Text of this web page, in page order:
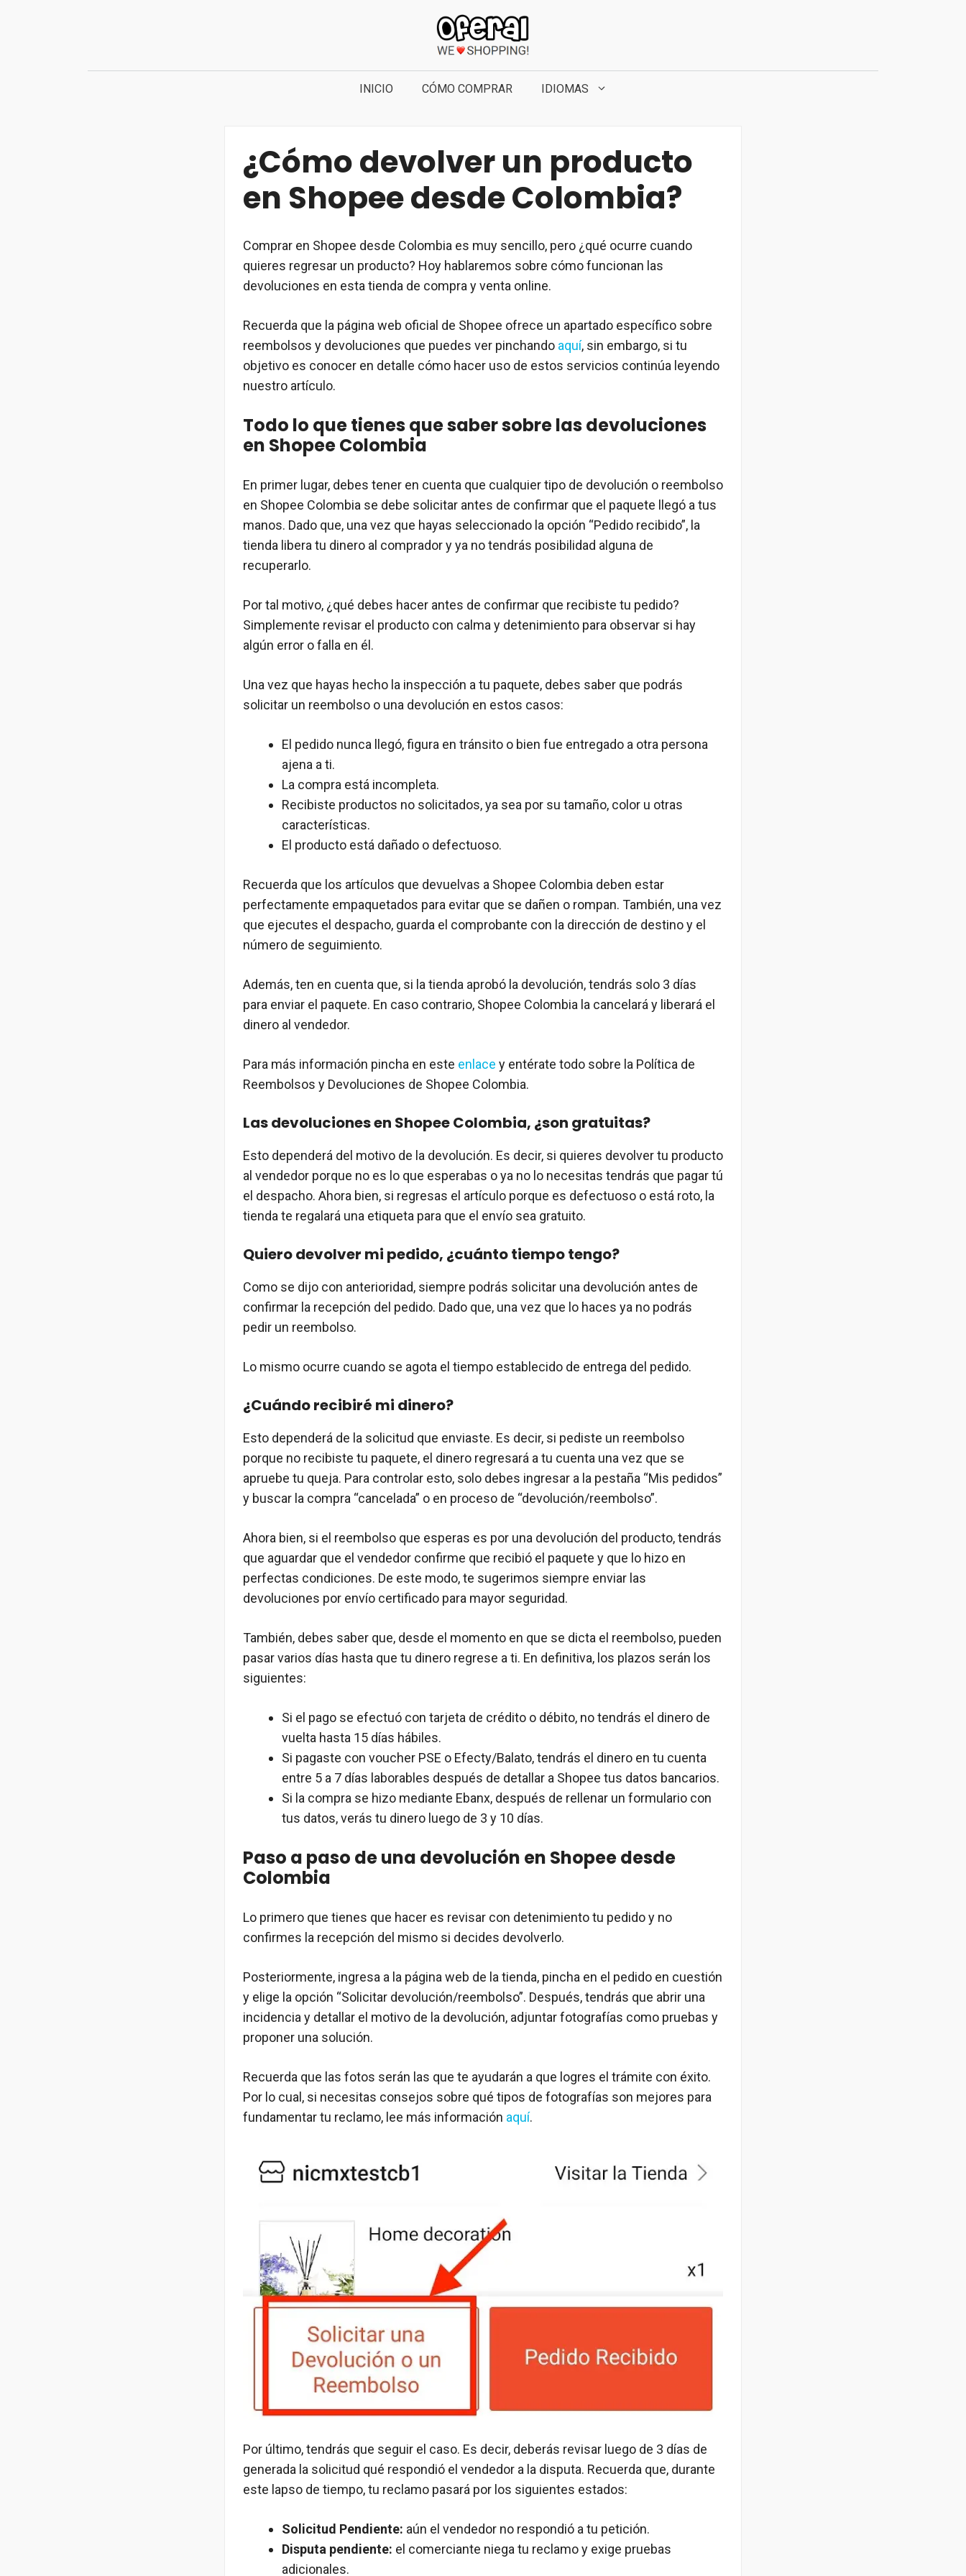
INICIO CÓMO COMPRAR IDIOMAS
¿Cómo devolver un producto
en Shopee desde Colombia?
Comprar en Shopee desde Colombia es muy sencillo, pero ¿qué ocurre cuando
quieres regresar un producto? Hoy hablaremos sobre cómo funcionan las
devoluciones en esta tienda de compra y venta online.
Recuerda que la página web oficial de Shopee ofrece un apartado específico sobre
reembolsos y devoluciones que puedes ver pinchando aquí, sin embargo, si tu
objetivo es conocer en detalle cómo hacer uso de estos servicios continúa leyendo
nuestro artículo.
Todo lo que tienes que saber sobre las devoluciones
en Shopee Colombia
En primer lugar, debes tener en cuenta que cualquier tipo de devolución o reembolso
en Shopee Colombia se debe solicitar antes de confirmar que el paquete llegó a tus
manos. Dado que, una vez que hayas seleccionado la opción “Pedido recibido”, la
tienda libera tu dinero al comprador y ya no tendrás posibilidad alguna de
recuperarlo.
Por tal motivo, ¿qué debes hacer antes de confirmar que recibiste tu pedido?
Simplemente revisar el producto con calma y detenimiento para observar si hay
algún error o falla en él.
Una vez que hayas hecho la inspección a tu paquete, debes saber que podrás
solicitar un reembolso o una devolución en estos casos:
El pedido nunca llegó, figura en tránsito o bien fue entregado a otra persona
ajena a ti.
La compra está incompleta.
Recibiste productos no solicitados, ya sea por su tamaño, color u otras
características.
El producto está dañado o defectuoso.
Recuerda que los artículos que devuelvas a Shopee Colombia deben estar
perfectamente empaquetados para evitar que se dañen o rompan. También, una vez
que ejecutes el despacho, guarda el comprobante con la dirección de destino y el
número de seguimiento.
Además, ten en cuenta que, si la tienda aprobó la devolución, tendrás solo 3 días
para enviar el paquete. En caso contrario, Shopee Colombia la cancelará y liberará el
dinero al vendedor.
Para más información pincha en este enlace y entérate todo sobre la Política de
Reembolsos y Devoluciones de Shopee Colombia.
Las devoluciones en Shopee Colombia, ¿son gratuitas?
Esto dependerá del motivo de la devolución. Es decir, si quieres devolver tu producto
al vendedor porque no es lo que esperabas o ya no lo necesitas tendrás que pagar tú
el despacho. Ahora bien, si regresas el artículo porque es defectuoso o está roto, la
tienda te regalará una etiqueta para que el envío sea gratuito.
Quiero devolver mi pedido, ¿cuánto tiempo tengo?
Como se dijo con anterioridad, siempre podrás solicitar una devolución antes de
confirmar la recepción del pedido. Dado que, una vez que lo haces ya no podrás
pedir un reembolso.
Lo mismo ocurre cuando se agota el tiempo establecido de entrega del pedido.
¿Cuándo recibiré mi dinero?
Esto dependerá de la solicitud que enviaste. Es decir, si pediste un reembolso
porque no recibiste tu paquete, el dinero regresará a tu cuenta una vez que se
apruebe tu queja. Para controlar esto, solo debes ingresar a la pestaña “Mis pedidos”
y buscar la compra “cancelada” o en proceso de “devolución/reembolso”.
Ahora bien, si el reembolso que esperas es por una devolución del producto, tendrás
que aguardar que el vendedor confirme que recibió el paquete y que lo hizo en
perfectas condiciones. De este modo, te sugerimos siempre enviar las
devoluciones por envío certificado para mayor seguridad.
También, debes saber que, desde el momento en que se dicta el reembolso, pueden
pasar varios días hasta que tu dinero regrese a ti. En definitiva, los plazos serán los
siguientes:
Si el pago se efectuó con tarjeta de crédito o débito, no tendrás el dinero de
vuelta hasta 15 días hábiles.
Si pagaste con voucher PSE o Efecty/Balato, tendrás el dinero en tu cuenta
entre 5 a 7 días laborables después de detallar a Shopee tus datos bancarios.
Si la compra se hizo mediante Ebanx, después de rellenar un formulario con
tus datos, verás tu dinero luego de 3 y 10 días.
Paso a paso de una devolución en Shopee desde
Colombia
Lo primero que tienes que hacer es revisar con detenimiento tu pedido y no
confirmes la recepción del mismo si decides devolverlo.
Posteriormente, ingresa a la página web de la tienda, pincha en el pedido en cuestión
y elige la opción “Solicitar devolución/reembolso”. Después, tendrás que abrir una
incidencia y detallar el motivo de la devolución, adjuntar fotografías como pruebas y
proponer una solución.
Recuerda que las fotos serán las que te ayudarán a que logres el trámite con éxito.
Por lo cual, si necesitas consejos sobre qué tipos de fotografías son mejores para
fundamentar tu reclamo, lee más información aquí.
Por último, tendrás que seguir el caso. Es decir, deberás revisar luego de 3 días de
generada la solicitud qué respondió el vendedor a la disputa. Recuerda que, durante
este lapso de tiempo, tu reclamo pasará por los siguientes estados:
Solicitud Pendiente: aún el vendedor no respondió a tu petición.
Disputa pendiente: el comerciante niega tu reclamo y exige pruebas
adicionales.